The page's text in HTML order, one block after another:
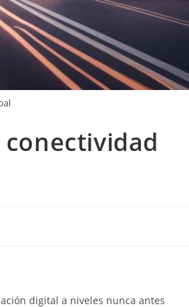
digital a niveles nunca antes